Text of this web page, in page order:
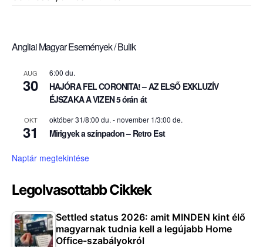
Angliai Magyar Események / Bulik
AUG
30
6:00 du.
HAJÓRA FEL CORONITA! – AZ ELSŐ EXKLUZÍV
ÉJSZAKA A VIZEN 5 órán át
OKT
31
október 31/8:00 du. -november 1/3:00 de.
Mirigyek a színpadon – Retro Est
Naptár megtekintése
Legolvasottabb Cikkek
Settled status 2026: amit MINDEN kint élő
magyarnak tudnia kell a legújabb Home
Office-szabályokról